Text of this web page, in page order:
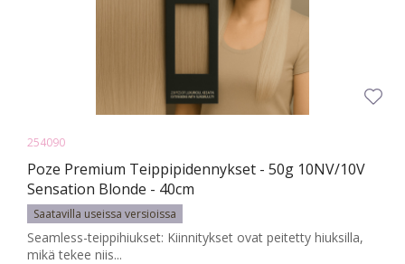
254090
Poze Premium Teippipidennykset - 50g 10NV/10V
Sensation Blonde - 40cm
Saatavilla useissa versioissa
Seamless-teippihiukset: Kiinnitykset ovat peitetty hiuksilla,
mikä tekee niis...